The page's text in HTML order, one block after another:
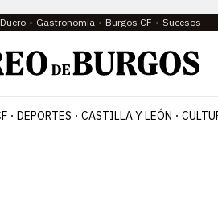
Gastronomía Burgos CF Sucesos
DEPORTES CASTILLA Y LEÓN